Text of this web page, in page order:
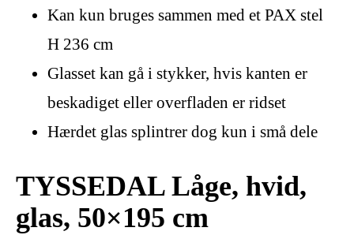
Kan kun bruges sammen med et PAX stel
H 236 cm
Glasset kan gå i stykker, hvis kanten er
beskadiget eller overfladen er ridset
Hærdet glas splintrer dog kun i små dele
TYSSEDAL Låge, hvid,
glas, 50×195 cm